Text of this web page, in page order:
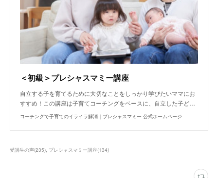
＜初級＞プレシャスマミー講座
自立する子を育てるために大切なことをしっかり学びたいママにお
すすめ！この講座は子育てコーチングをベースに、自立した子ど…
コーチングで子育てのイライラ解消｜プレシャスマミー 公式ホームページ
受講生の声(235) プレシャスマミー講座(134)